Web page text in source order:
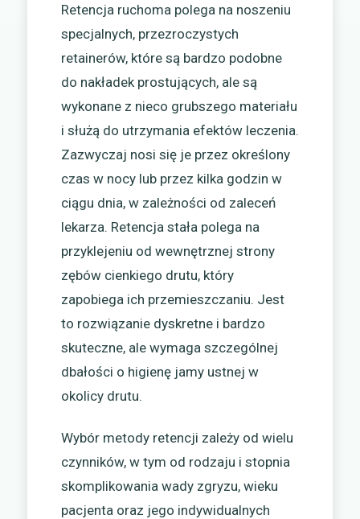
Retencja ruchoma polega na noszeniu
specjalnych, przezroczystych
retainerów, które są bardzo podobne
do nakładek prostujących, ale są
wykonane z nieco grubszego materiału
i służą do utrzymania efektów leczenia.
Zazwyczaj nosi się je przez określony
czas w nocy lub przez kilka godzin w
ciągu dnia, w zależności od zaleceń
lekarza. Retencja stała polega na
przyklejeniu od wewnętrznej strony
zębów cienkiego drutu, który
zapobiega ich przemieszczaniu. Jest
to rozwiązanie dyskretne i bardzo
skuteczne, ale wymaga szczególnej
dbałości o higienę jamy ustnej w
okolicy drutu.
Wybór metody retencji zależy od wielu
czynników, w tym od rodzaju i stopnia
skomplikowania wady zgryzu, wieku
pacjenta oraz jego indywidualnych